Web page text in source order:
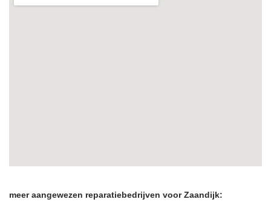
meer aangewezen reparatiebedrijven voor Zaandijk: